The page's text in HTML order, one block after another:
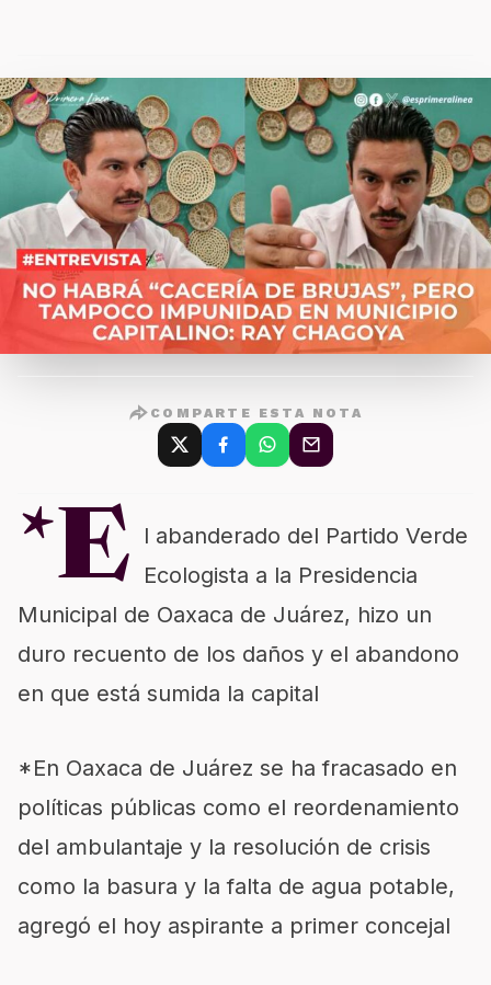
COMPARTE ESTA NOTA
*E
l abanderado del Partido Verde
Ecologista a la Presidencia
Municipal de Oaxaca de Juárez, hizo un
duro recuento de los daños y el abandono
en que está sumida la capital
*En Oaxaca de Juárez se ha fracasado en
políticas públicas como el reordenamiento
del ambulantaje y la resolución de crisis
como la basura y la falta de agua potable,
agregó el hoy aspirante a primer concejal